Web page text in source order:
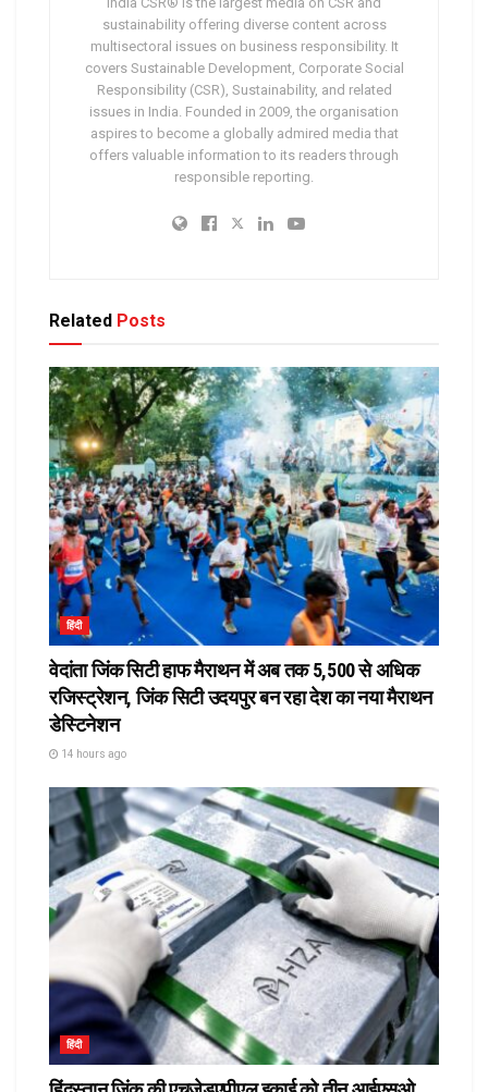
sustainability offering diverse content across
multisectoral issues on business responsibility. It
covers Sustainable Development, Corporate Social
Responsibility (CSR), Sustainability, and related
issues in India. Founded in 2009, the organisation
aspires to become a globally admired media that
offers valuable information to its readers through
responsible reporting.
Related Posts
हिंदी
वेदांता जिंक सिटी हाफ मैराथन में अब तक 5,500 से अधिक
रजिस्ट्रेशन, जिंक सिटी उदयपुर बन रहा देश का नया मैराथन
डेस्टिनेशन
14 hours ago
हिंदी